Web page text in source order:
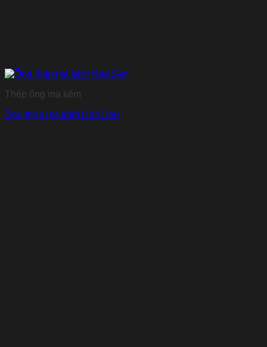
Thép ống mạ kẽm
Ống thép mạ kẽm Hoa Sen